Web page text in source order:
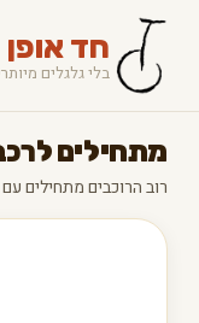
חד אופן
בלי גלגלים
מתחילים
רוב הרוכבים מתחילים עם ה־לוקסוס 20" —